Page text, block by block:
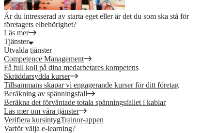
Är du intresserad av starta eget eller är det du som ska stå för
företagets elbehörighet?
Läs mer
Tjänster
Utvalda tjänster
Competence Management
Få full koll på dina medarbetares kompetens
Skräddarsydda kurser
Tillsammans skapar vi engagerande kurser för ditt företag
Beräkning av spänningsfall
Beräkna det förväntade totala spänningsfallet i kablar
Läs mer om våra tjänster
Verifiera kursintygTrainor-appen
Varför välja e-learning?